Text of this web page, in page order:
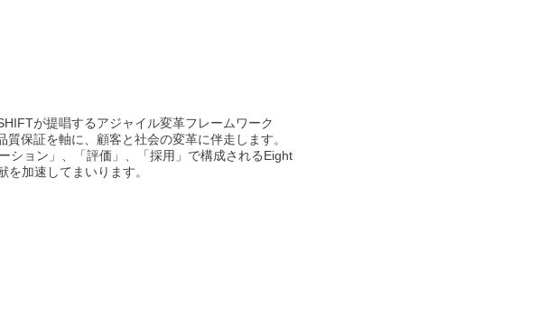
が提唱するアジャイル変革フレームワーク
保証を軸に、顧客と社会の変革に伴走します。
ション」、「評価」、「採用」で構成されるEight
加速してまいります。